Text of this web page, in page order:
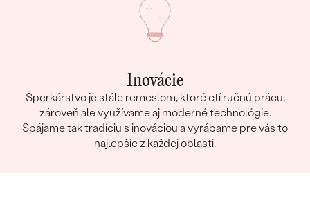
Inovácie
Šperkárstvo je stále remeslom, ktoré ctí ručnú prácu,
zároveň ale využívame aj moderné technológie.
Spájame tak tradíciu s inováciou a vyrábame pre vás to
najlepšie z každej oblasti.